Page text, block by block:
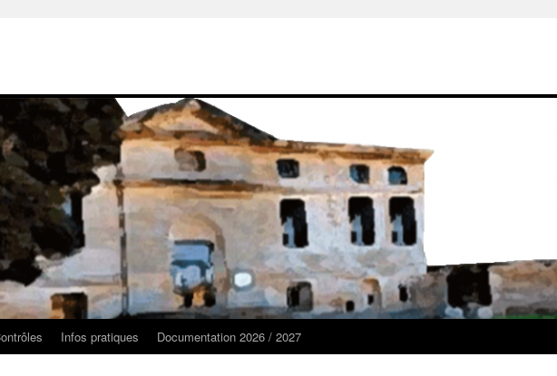
Infos pratiques Documentation 2026 / 2027